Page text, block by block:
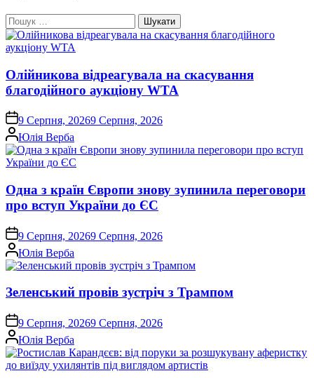
Пошук:
Олійникова відреагувала на скасування
благодійного аукціону WTA
on9 Серпня, 20269 Серпня, 2026
Опубліковано
Юлія Верба
Одна з країн Європи знову зупинила переговори
про вступ України до ЄС
on9 Серпня, 20269 Серпня, 2026
Опубліковано
Юлія Верба
Зеленський провів зустріч з Трампом
on9 Серпня, 20269 Серпня, 2026
Опубліковано
Юлія Верба